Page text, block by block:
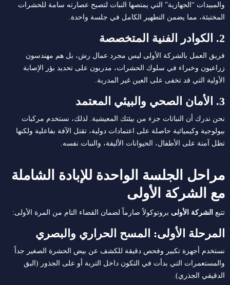
والمبيدات “الجهازية” التي يمتصها النبات لتصبح عصارته سامة للحشرات
المختبئة، مما يضمن التطهير الكامل في جلسة واحدة.
2. الكوادر الفنية المتخصصة
فريق العمل بالشركة الأولى ليس مجرد عمال رش، بل هم مهندسون
زراعيون وخبراء في سلوك الحشرات، مدربون على تحديد بؤر الإصابة
الأولية التي قد تخفى على العين غير المدربة.
3. الأمان الصحي والبيئي المعتمد
نحن ندرك أن النباتات جزء من بيئتك المعيشية. لذلك، نستخدم مركبات
بيولوجية وكيميائية حاصلة على اعتمادات دولية، تقتل الآفة بفاعلية ولكنها
تظل آمنة على الأطفال، الحيوانات الأليفة، والنبات نفسه.
مراحل الجلسة الواحدة للإبادة الشاملة
مع الشركة الأولى
تتبع الشركة الأولى بروتوكولاً صارماً لضمان القضاء التام من المرة الأولى:
المرحلة الأولى: المسح الحراري والبصري
نستخدم أجهزة تكبير وفحص دقيقة للكشف عن بيض الحشرة الصغير جداً
والمستعمرات التي بدأت في التكون داخل التربة أو على الجذور (البق
الدقيقي الجذري).